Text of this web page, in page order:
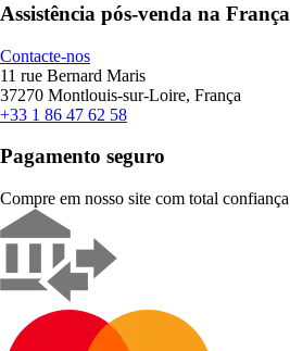
Assistência pós-venda na França
Contacte-nos
11 rue Bernard Maris
37270 Montlouis-sur-Loire, França
+33 1 86 47 62 58
Pagamento seguro
Compre em nosso site com total confiança